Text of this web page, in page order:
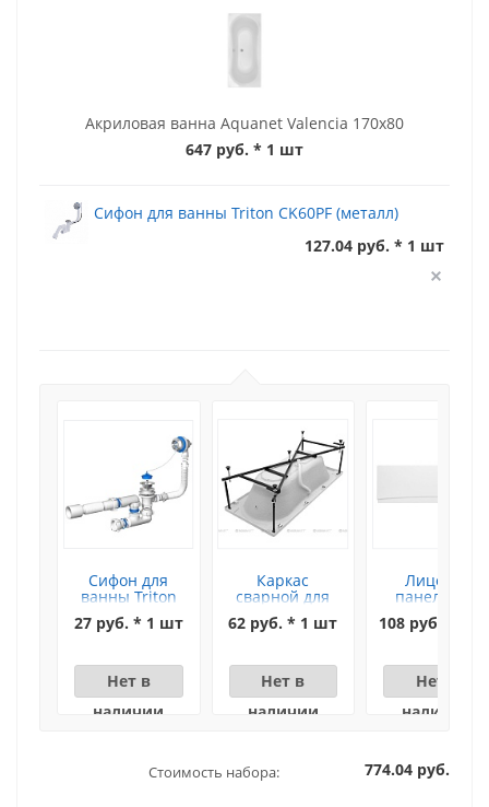
Акриловая ванна Aquanet Valencia 170x80
647 руб. * 1 шт
Сифон для ванны Triton CK60PF (металл)
127.04 руб. * 1 шт
Сифон для
ванны Triton
(цепочка)
27 руб. * 1 шт
Нет в
наличии
Каркас
сварной для
ванны Aquanet
Valencia 170x80
62 руб. * 1 шт
Нет в
наличии
Лицевая
панель для
ванны
Valencia
108 руб. * 1
Нет в
наличии
Стоимость набора: 774.04 руб.